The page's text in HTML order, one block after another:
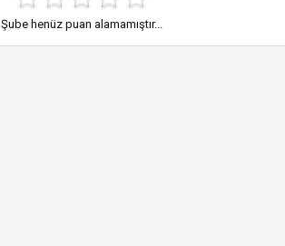
Şube henüz puan alamamıştır...